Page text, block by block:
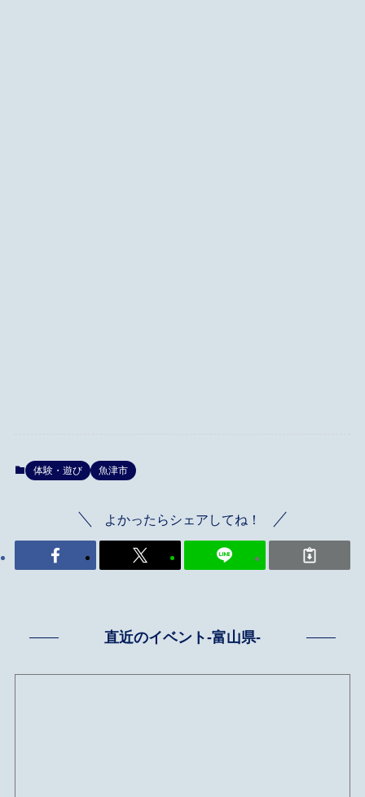
体験・遊び 魚津市
よかったらシェアしてね！
直近のイベント-富山県-